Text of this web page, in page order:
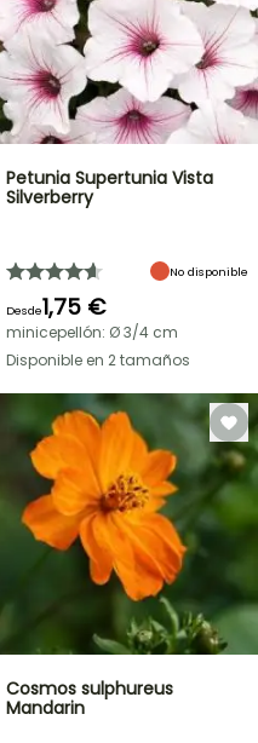
Petunia Supertunia Vista
Silverberry
No disponible
Desde1,75 €
minicepellón: Ø 3/4 cm
Disponible en 2 tamaños
Cosmos sulphureus
Mandarin